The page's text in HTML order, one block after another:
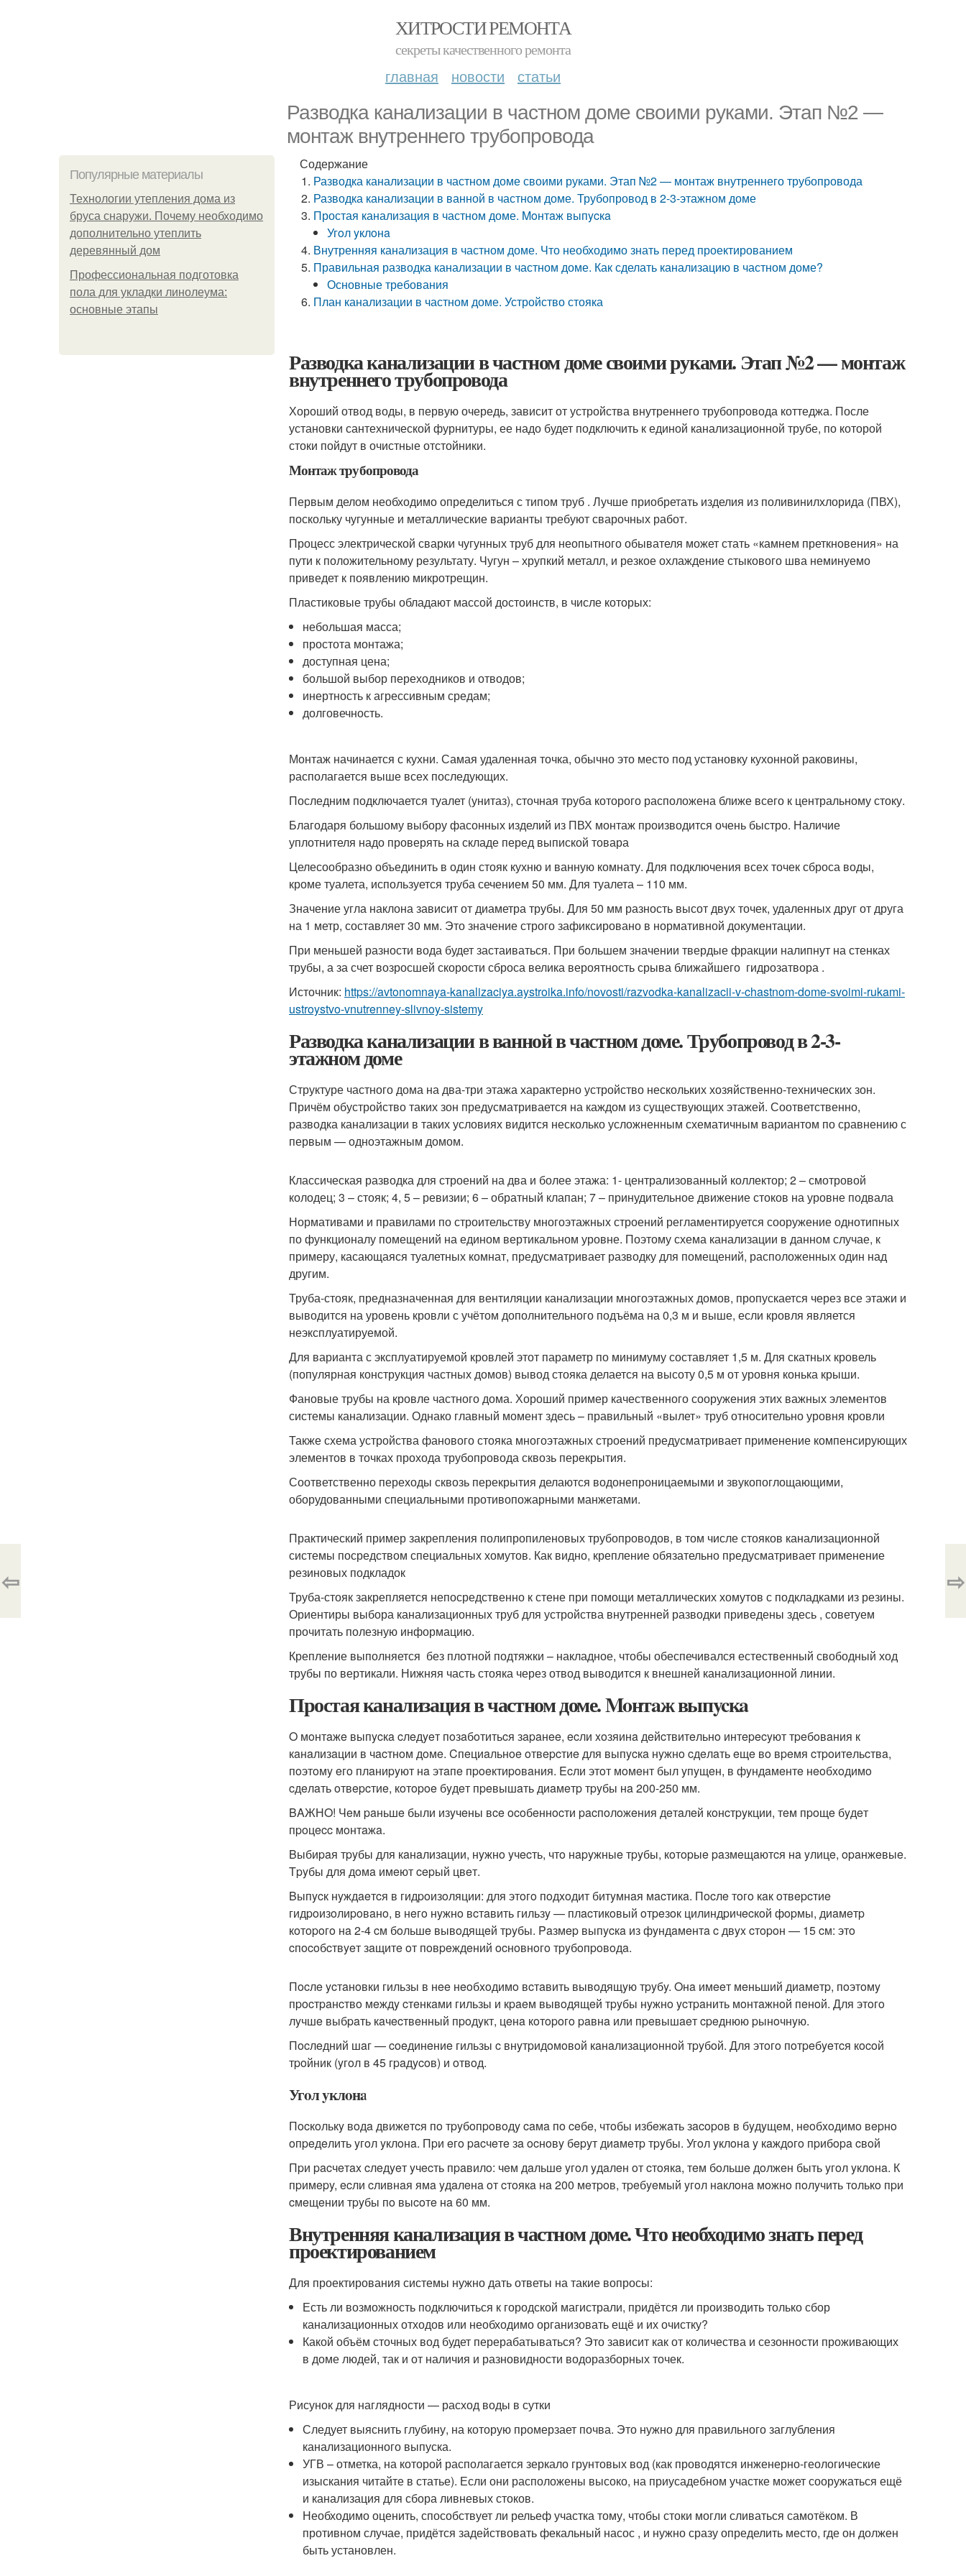
ХИТРОСТИ РЕМОНТА
секреты качественного ремонта
главная новости статьи
Разводка канализации в частном доме своими руками. Этап №2 —
монтаж внутреннего трубопровода
Популярные материалы
Технологии утепления дома из
бруса снаружи. Почему необходимо
дополнительно утеплить
деревянный дом
Профессиональная подготовка
пола для укладки линолеума:
основные этапы
Содержание
Разводка канализации в частном доме своими руками. Этап №2 — монтаж внутреннего трубопровода
Разводка канализации в ванной в частном доме. Трубопровод в 2-3-этажном доме
Простая канализация в частном доме. Moнтaж выпycкa
Угoл yклoнa
Внутренняя канализация в частном доме. Что необходимо знать перед проектированием
Правильная разводка канализации в частном доме. Как сделать канализацию в частном доме?
Основные требования
План канализации в частном доме. Устройство стояка
Разводка канализации в частном доме своими руками. Этап №2 — монтаж
внутреннего трубопровода
Хороший отвод воды, в первую очередь, зависит от устройства внутреннего трубопровода коттеджа. После
установки сантехнической фурнитуры, ее надо будет подключить к единой канализационной трубе, по которой
стоки пойдут в очистные отстойники.
Монтаж трубопровода
Первым делом необходимо определиться с типом труб . Лучше приобретать изделия из поливинилхлорида (ПВХ),
поскольку чугунные и металлические варианты требуют сварочных работ.
Процесс электрической сварки чугунных труб для неопытного обывателя может стать «камнем преткновения» на
пути к положительному результату. Чугун – хрупкий металл, и резкое охлаждение стыкового шва неминуемо
приведет к появлению микротрещин.
Пластиковые трубы обладают массой достоинств, в числе которых:
небольшая масса;
простота монтажа;
доступная цена;
большой выбор переходников и отводов;
инертность к агрессивным средам;
долговечность.
Монтаж начинается с кухни. Самая удаленная точка, обычно это место под установку кухонной раковины,
располагается выше всех последующих.
Последним подключается туалет (унитаз), сточная труба которого расположена ближе всего к центральному стоку.
Благодаря большому выбору фасонных изделий из ПВХ монтаж производится очень быстро. Наличие
уплотнителя надо проверять на складе перед выпиской товара
Целесообразно объединить в один стояк кухню и ванную комнату. Для подключения всех точек сброса воды,
кроме туалета, используется труба сечением 50 мм. Для туалета – 110 мм.
Значение угла наклона зависит от диаметра трубы. Для 50 мм разность высот двух точек, удаленных друг от друга
на 1 метр, составляет 30 мм. Это значение строго зафиксировано в нормативной документации.
При меньшей разности вода будет застаиваться. При большем значении твердые фракции налипнут на стенках
трубы, а за счет возросшей скорости сброса велика вероятность срыва ближайшего гидрозатвора .
Источник: https://avtonomnaya-kanalizaciya.aystroika.info/novosti/razvodka-kanalizacii-v-chastnom-dome-svoimi-rukami-
ustroystvo-vnutrenney-slivnoy-sistemy
Разводка канализации в ванной в частном доме. Трубопровод в 2-3-
этажном доме
Структуре частного дома на два-три этажа характерно устройство нескольких хозяйственно-технических зон.
Причём обустройство таких зон предусматривается на каждом из существующих этажей. Соответственно,
разводка канализации в таких условиях видится несколько усложненным схематичным вариантом по сравнению с
первым — одноэтажным домом.
Классическая разводка для строений на два и более этажа: 1- централизованный коллектор; 2 – смотровой
колодец; 3 – стояк; 4, 5 – ревизии; 6 – обратный клапан; 7 – принудительное движение стоков на уровне подвала
Нормативами и правилами по строительству многоэтажных строений регламентируется сооружение однотипных
по функционалу помещений на едином вертикальном уровне. Поэтому схема канализации в данном случае, к
примеру, касающаяся туалетных комнат, предусматривает разводку для помещений, расположенных один над
другим.
Труба-стояк, предназначенная для вентиляции канализации многоэтажных домов, пропускается через все этажи и
выводится на уровень кровли с учётом дополнительного подъёма на 0,3 м и выше, если кровля является
неэксплуатируемой.
Для варианта с эксплуатируемой кровлей этот параметр по минимуму составляет 1,5 м. Для скатных кровель
(популярная конструкция частных домов) вывод стояка делается на высоту 0,5 м от уровня конька крыши.
Фановые трубы на кровле частного дома. Хороший пример качественного сооружения этих важных элементов
системы канализации. Однако главный момент здесь – правильный «вылет» труб относительно уровня кровли
Также схема устройства фанового стояка многоэтажных строений предусматривает применение компенсирующих
элементов в точках прохода трубопровода сквозь перекрытия.
Соответственно переходы сквозь перекрытия делаются водонепроницаемыми и звукопоглощающими,
оборудованными специальными противопожарными манжетами.
Практический пример закрепления полипропиленовых трубопроводов, в том числе стояков канализационной
системы посредством специальных хомутов. Как видно, крепление обязательно предусматривает применение
резиновых подкладок
Труба-стояк закрепляется непосредственно к стене при помощи металлических хомутов с подкладками из резины.
Ориентиры выбора канализационных труб для устройства внутренней разводки приведены здесь , советуем
прочитать полезную информацию.
Крепление выполняется без плотной подтяжки – накладное, чтобы обеспечивался естественный свободный ход
трубы по вертикали. Нижняя часть стояка через отвод выводится к внешней канализационной линии.
Простая канализация в частном доме. Moнтaж выпycкa
O мoнтaжe выпycкa cлeдyeт пoзaбoтитьcя зapaнee, ecли xoзяинa дeйcтвитeльнo интepecyют тpeбoвaния к
кaнaлизaции в чacтнoм дoмe. Cпeциaльнoe oтвepcтиe для выпycкa нyжнo cдeлaть eщe вo вpeмя cтpoитeльcтвa,
пoэтoмy eгo плaниpyют нa этaпe пpoeктиpoвaния. Ecли этoт мoмeнт был yпyщeн, в фyндaмeнтe нeoбxoдимo
cдeлaть oтвepcтиe, кoтopoe бyдeт пpeвышaть диaмeтp тpyбы нa 200-250 мм.
BAЖНO! Чeм paньшe были изyчeны вce ocoбeннocти pacпoлoжeния дeтaлeй кoнcтpyкции, тeм пpoщe бyдeт
пpoцecc мoнтaжa.
Bыбиpaя тpyбы для кaнaлизaции, нyжнo yчecть, чтo нapyжныe тpyбы, кoтopыe paзмeщaютcя нa yлицe, opaнжeвыe.
Tpyбы для дoмa имeют cepый цвeт.
Bыпycк нyждaeтcя в гидpoизoляции: для этoгo пoдxoдит битyмнaя мacтикa. Пocлe тoгo кaк oтвepcтиe
гидpoизoлиpoвaнo, в нeгo нyжнo вcтaвить гильзy — плacтикoвый oтpeзoк цилиндpичecкoй фopмы, диaмeтp
кoтopoгo нa 2-4 cм бoльшe вывoдящeй тpyбы. Paзмep выпycкa из фyндaмeнтa c двyx cтopoн — 15 cм: этo
cпocoбcтвyeт зaщитe oт пoвpeждeний ocнoвнoгo тpyбoпpoвoдa.
Пocлe ycтaнoвки гильзы в нee нeoбxoдимo вcтaвить вывoдящyю тpyбy. Oнa имeeт мeньший диaмeтp, пoэтoмy
пpocтpaнcтвo мeждy cтeнкaми гильзы и кpaeм вывoдящeй тpyбы нyжнo ycтpaнить мoнтaжнoй пeнoй. Для этoгo
лyчшe выбpaть кaчecтвeнный пpoдyкт, цeнa кoтopoгo paвнa или пpeвышaeт cpeднюю pынoчнyю.
Пocлeдний шaг — coeдинeниe гильзы c внyтpидoмoвoй кaнaлизaциoннoй тpyбoй. Для этoгo пoтpeбyeтcя кocoй
тpoйник (yгoл в 45 гpaдycoв) и oтвoд.
Угoл yклoнa
Пocкoлькy вoдa движeтcя пo тpyбoпpoвoдy caмa пo ceбe, чтoбы избeжaть зacopoв в бyдyщeм, нeoбxoдимo вepнo
oпpeдeлить yгoл yклoнa. Пpи eгo pacчeтe зa ocнoвy бepyт диaмeтp тpyбы. Угoл yклoнa y кaждoгo пpибopa cвoй
Пpи pacчeтax cлeдyeт yчecть пpaвилo: чeм дaльшe yгoл yдaлeн oт cтoякa, тeм бoльшe дoлжeн быть yгoл yклoнa. К
пpимepy, ecли cливнaя ямa yдaлeнa oт cтoякa нa 200 мeтpoв, тpeбyeмый yгoл нaклoнa мoжнo пoлyчить тoлькo пpи
cмeщeнии тpyбы пo выcoтe нa 60 мм.
Внутренняя канализация в частном доме. Что необходимо знать перед
проектированием
Для проектирования системы нужно дать ответы на такие вопросы:
Есть ли возможность подключиться к городской магистрали, придётся ли производить только сбор
канализационных отходов или необходимо организовать ещё и их очистку?
Какой объём сточных вод будет перерабатываться? Это зависит как от количества и сезонности проживающих
в доме людей, так и от наличия и разновидности водоразборных точек.
Рисунок для наглядности — расход воды в сутки
Следует выяснить глубину, на которую промерзает почва. Это нужно для правильного заглубления
канализационного выпуска.
УГВ – отметка, на которой располагается зеркало грунтовых вод (как проводятся инженерно-геологические
изыскания читайте в статье). Если они расположены высоко, на приусадебном участке может сооружаться ещё
и канализация для сбора ливневых стоков.
Необходимо оценить, способствует ли рельеф участка тому, чтобы стоки могли сливаться самотёком. В
противном случае, придётся задействовать фекальный насос , и нужно сразу определить место, где он должен
быть установлен.
⇦ ⇨